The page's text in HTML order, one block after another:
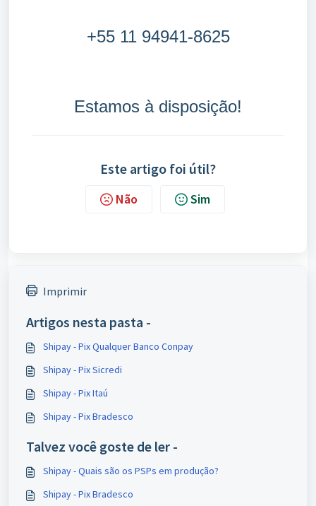
+55 11 94941-8625
Estamos à disposição!
Este artigo foi útil?
Não Sim
Imprimir
Artigos nesta pasta -
Shipay - Pix Qualquer Banco Conpay
Shipay - Pix Sicredi
Shipay - Pix Itaú
Shipay - Pix Bradesco
Talvez você goste de ler -
Shipay - Quais são os PSPs em produção?
Shipay - Pix Bradesco